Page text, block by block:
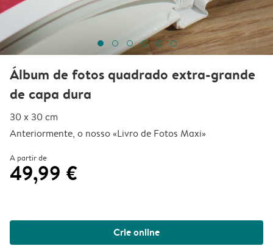
Álbum de fotos quadrado extra-grande
de capa dura
30 x 30 cm
Anteriormente, o nosso «Livro de Fotos Maxi»
A partir de
49,99 €
Crie online